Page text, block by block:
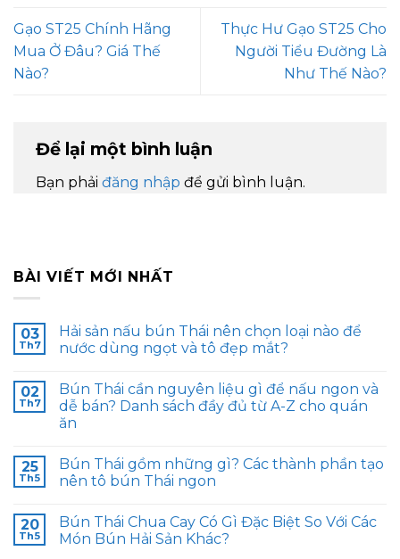
Gạo ST25 Chính Hãng
Mua Ở Đâu? Giá Thế
Nào?
Thực Hư Gạo ST25 Cho
Người Tiểu Đường Là
Như Thế Nào?
Để lại một bình luận
Bạn phải đăng nhập để gửi bình luận.
BÀI VIẾT MỚI NHẤT
03
Th7
Hải sản nấu bún Thái nên chọn loại nào để
nước dùng ngọt và tô đẹp mắt?
02
Th7
Bún Thái cần nguyên liệu gì để nấu ngon và
dễ bán? Danh sách đầy đủ từ A-Z cho quán
ăn
25
Th5
Bún Thái gồm những gì? Các thành phần tạo
nên tô bún Thái ngon
20
Th5
Bún Thái Chua Cay Có Gì Đặc Biệt So Với Các
Món Bún Hải Sản Khác?